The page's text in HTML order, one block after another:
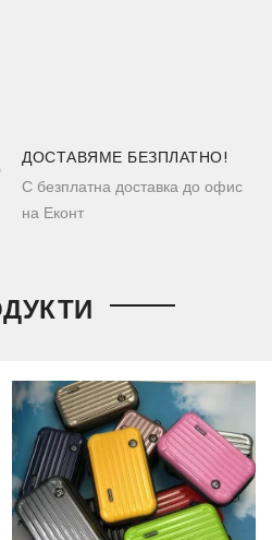
ДОСТАВЯМЕ БЕЗПЛАТНО!
С безплатна доставка до офис
на Еконт